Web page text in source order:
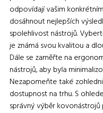
odpovídají vašim
dosáhnout nejlepších
spolehlivost nástrojů.
je známá svou kvalitou a
Dále se zaměřte na
nástrojů, aby byla
Nezapomeňte také
dostupnost na trhu. S
správný výběr